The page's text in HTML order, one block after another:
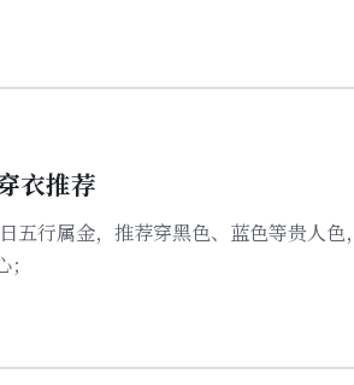
衣推荐
五行属金，推荐穿黑色、蓝色等贵人色